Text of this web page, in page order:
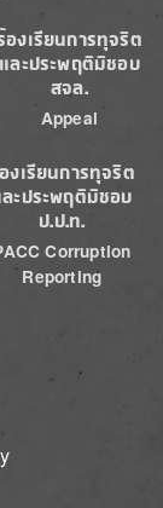
องเรียนการทุจริต
และประพฤติมิชอบ
สจล.
Appeal
งเรียนการทุจริต
ะประพฤติมิชอบ
ป.ป.ท.
Corruption
Reporting